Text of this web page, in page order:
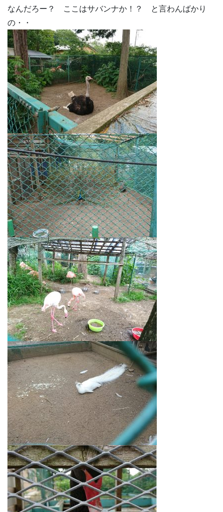
なんだろー？ ここはサバンナか！？ と言わんばかり
の・・